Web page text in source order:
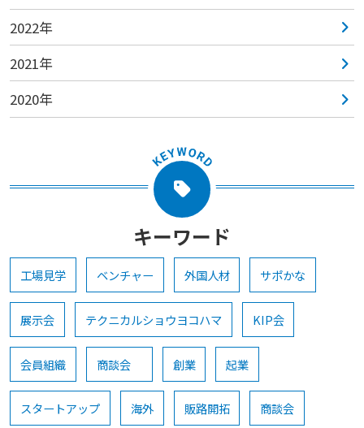
2022年
2021年
2020年
キーワード
工場見学 ベンチャー 外国人材 サポかな
展示会 テクニカルショウヨコハマ KIP会
会員組織 商談会 創業 起業
スタートアップ 海外 販路開拓 商談会